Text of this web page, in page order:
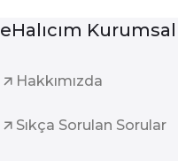
eHalıcım Kurumsal
Hakkımızda
Sıkça Sorulan Sorular